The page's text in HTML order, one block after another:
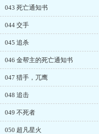
043 死亡通知书
044 交手
045 追杀
046 金帮主的死亡通知书
047 猎手，兀鹰
048 追击
049 不死者
050 超凡星火